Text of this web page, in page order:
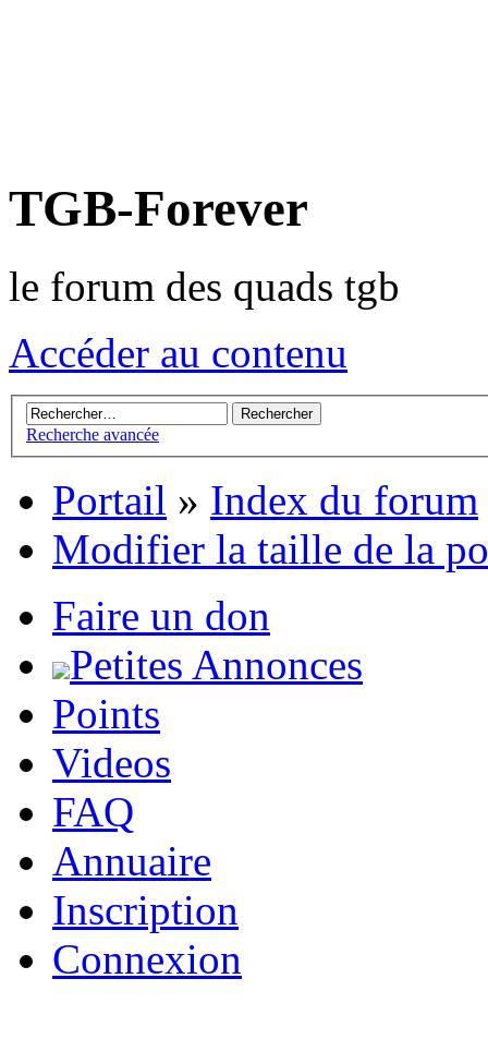
TGB-Forever
le forum des quads tgb
Accéder au contenu
Recherche avancée
Portail » Index du forum
Modifier la taille de la
Faire un don
Petites Annonces
Points
Videos
FAQ
Annuaire
Inscription
Connexion